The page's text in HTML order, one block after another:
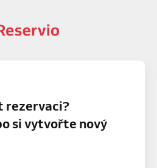
rezervaci?
si vytvořte nový